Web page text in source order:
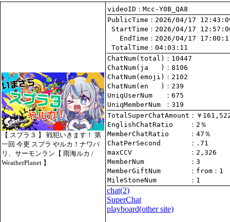
【 スプラ３ 】 戦犯いきます！ 第
一回 今更 スプラ やルカ！ナワバ
リ、サーモンラン【 雨海ルカ /
WeatherPlanet 】
videoID：Mcc-Y0B_QA8
PublicTime
StartTime
   EndTime
TotalTime ：04:03:11
ChatNum(total)
ChatNum(ja   )
ChatNum(emoji)
ChatNum(en   )
UniqUserNum
：675
UniqMemberNum
：319
TotalSuperChatAmount
EnglishChatRatio
MemberChatRatio
ChatPerSecond
maxCCV
：2,326
MemberNum
：3
MemberGiftNum
： from ：1
MileStoneNum
：1
chat(2)
SuperChat
playboard(other site)